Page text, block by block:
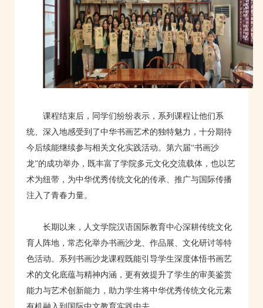
课程结束后，同学们纷纷表示，系列课程让他们系
统、深入地感受到了中华书画艺术的独特魅力，十分期待
今后续能继续参与相关文化实践活动。第六届“书画沙
龙”的成功举办，既丰富了学院多元文化交流载体，也以艺
术为纽带，为中华优秀传统文化的传承、推广与国际传播
注入了青春力量。
长期以来，人文学院汉语国际教育中心深耕传统文化
育人阵地，常态化举办书画沙龙、作品展、文化研讨等特
色活动。系列书画沙龙课程既能引导学生深度体悟书画艺
术的文化底蕴与精神内涵，更有效提升了学生的审美鉴赏
能力与艺术创新能力，助力学生将中华优秀传统文化元素